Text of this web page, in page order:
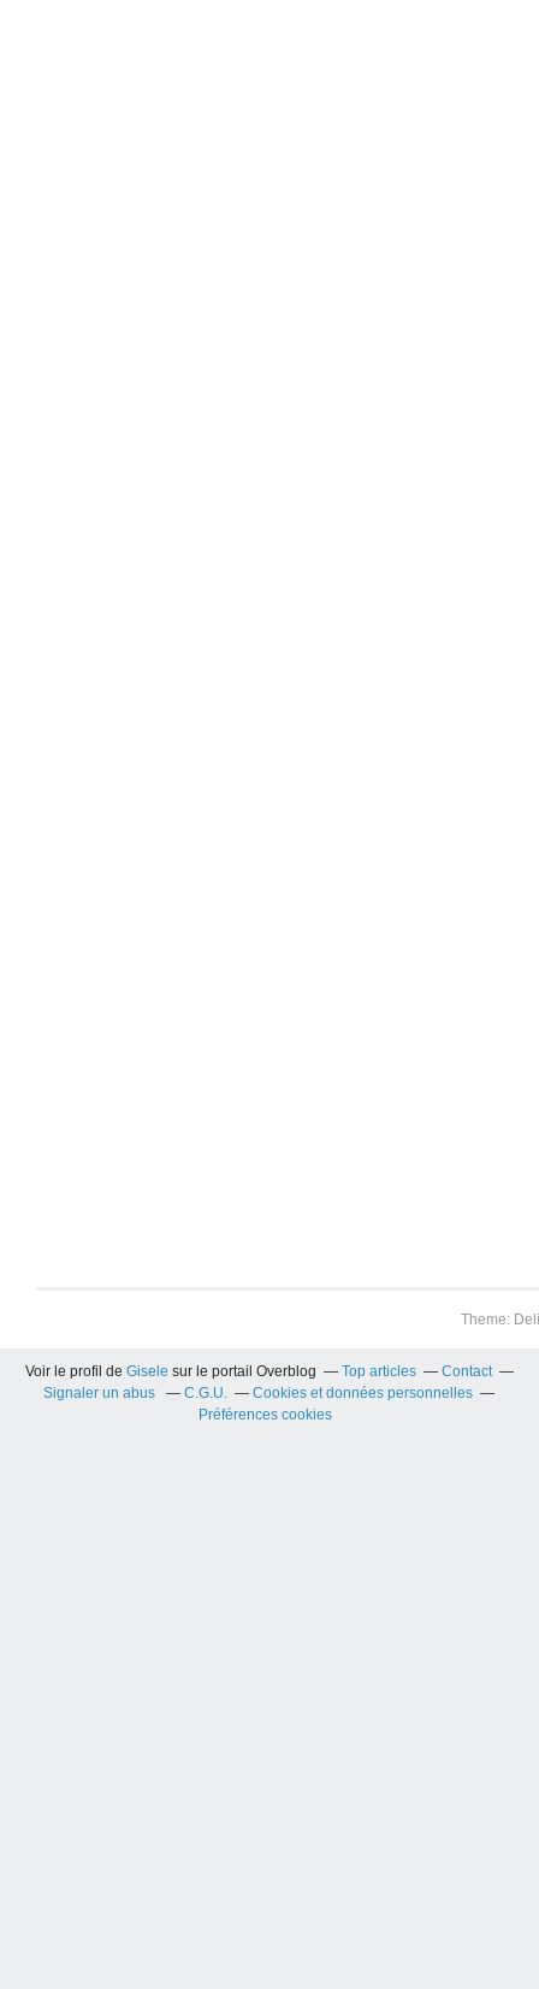
Theme:
Voir le profil de Gisele sur le portail Overblog Top articles
Contact
Signaler un abus
C.G.U.
Cookies et données personnelles
Préférences cookies